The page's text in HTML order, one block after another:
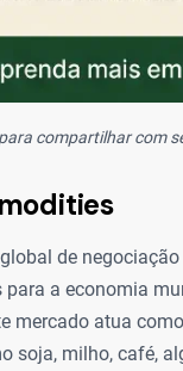
compartilhar com
de
a economia
mercado atua
soja, milho, café,